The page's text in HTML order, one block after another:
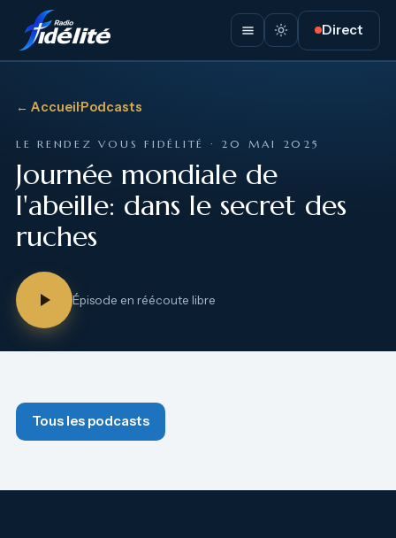
Direct
← Accueil·Podcasts
LE RENDEZ VOUS FIDÉLITÉ · 20 MAI 2025
Journée mondiale de
l'abeille: dans le secret des
ruches
Épisode en réécoute libre
Tous les podcasts